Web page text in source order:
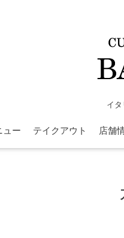
イ
ュー テイクアウト 店舗